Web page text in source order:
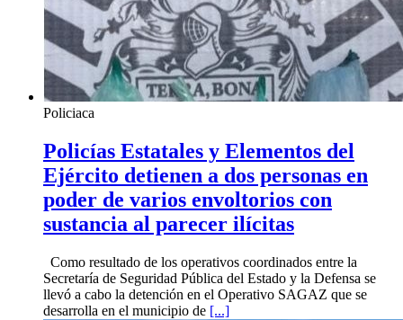
Policiaca
Policías Estatales y Elementos del
Ejército detienen a dos personas en
poder de varios envoltorios con
sustancia al parecer ilícitas
Como resultado de los operativos coordinados entre la
Secretaría de Seguridad Pública del Estado y la Defensa se
llevó a cabo la detención en el Operativo SAGAZ que se
desarrolla en el municipio de [...]